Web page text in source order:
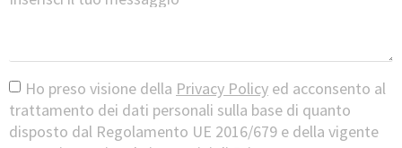
Ho preso visione della Privacy Policy ed acconsento al
trattamento dei dati personali sulla base di quanto
disposto dal Regolamento UE 2016/679 e della vigente